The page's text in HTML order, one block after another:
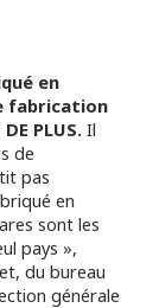
en
fabrication
PLUS. Il
de
pas
en
sont les
pays »,
du bureau
générale